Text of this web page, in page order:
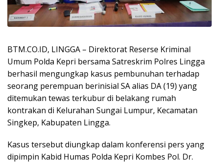
BTM.CO.ID, LINGGA – Direktorat Reserse Kriminal
Umum Polda Kepri bersama Satreskrim Polres Lingga
berhasil mengungkap kasus pembunuhan terhadap
seorang perempuan berinisial SA alias DA (19) yang
ditemukan tewas terkubur di belakang rumah
kontrakan di Kelurahan Sungai Lumpur, Kecamatan
Singkep, Kabupaten Lingga.
Kasus tersebut diungkap dalam konferensi pers yang
dipimpin Kabid Humas Polda Kepri Kombes Pol. Dr.